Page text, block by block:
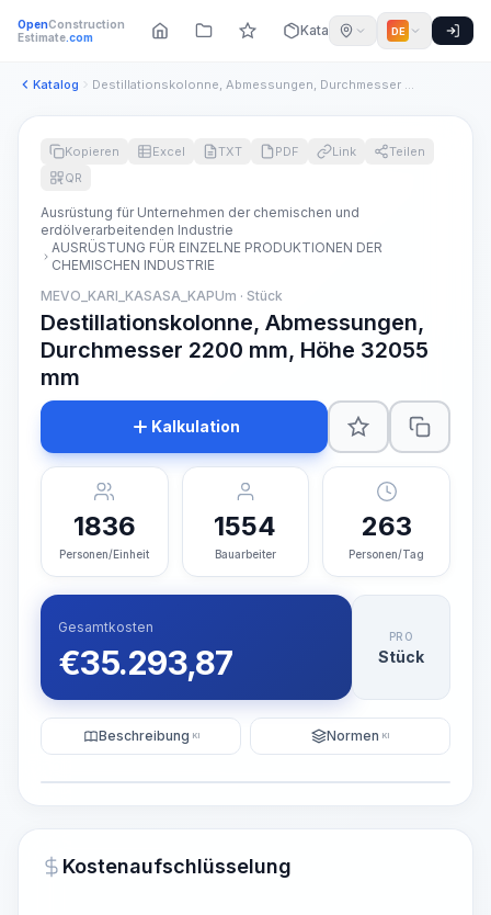
OpenConstruction
Estimate.com Katalog DE
Katalog Destillationskolonne, Abmessungen, Durchmesser 2200 mm, Höhe...
~15-30 Sek.
Kopieren Excel TXT PDF Link
Teilen
QR
Ausrüstung für Unternehmen der chemischen und
erdölverarbeitenden Industrie
AUSRÜSTUNG FÜR EINZELNE PRODUKTIONEN DER
CHEMISCHEN INDUSTRIE
MEVO_KARI_KASASA_KAPUm · Stück
Destillationskolonne, Abmessungen,
Durchmesser 2200 mm, Höhe 32055
mm
Kalkulation
1836
Personen/Einheit
1554
Bauarbeiter
263
Personen/Tag
Gesamtkosten
€35.293,87
PRO
Stück
Beschreibung KI Normen KI
Kostenaufschlüsselung